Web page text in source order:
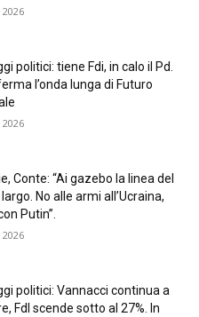
politici: tiene Fdi, in calo il Pd.
l’onda lunga di Futuro
Conte: “Ai gazebo la linea del
No alle armi all’Ucraina,
Putin”.
politici: Vannacci continua a
FdI scende sotto al 27%. In